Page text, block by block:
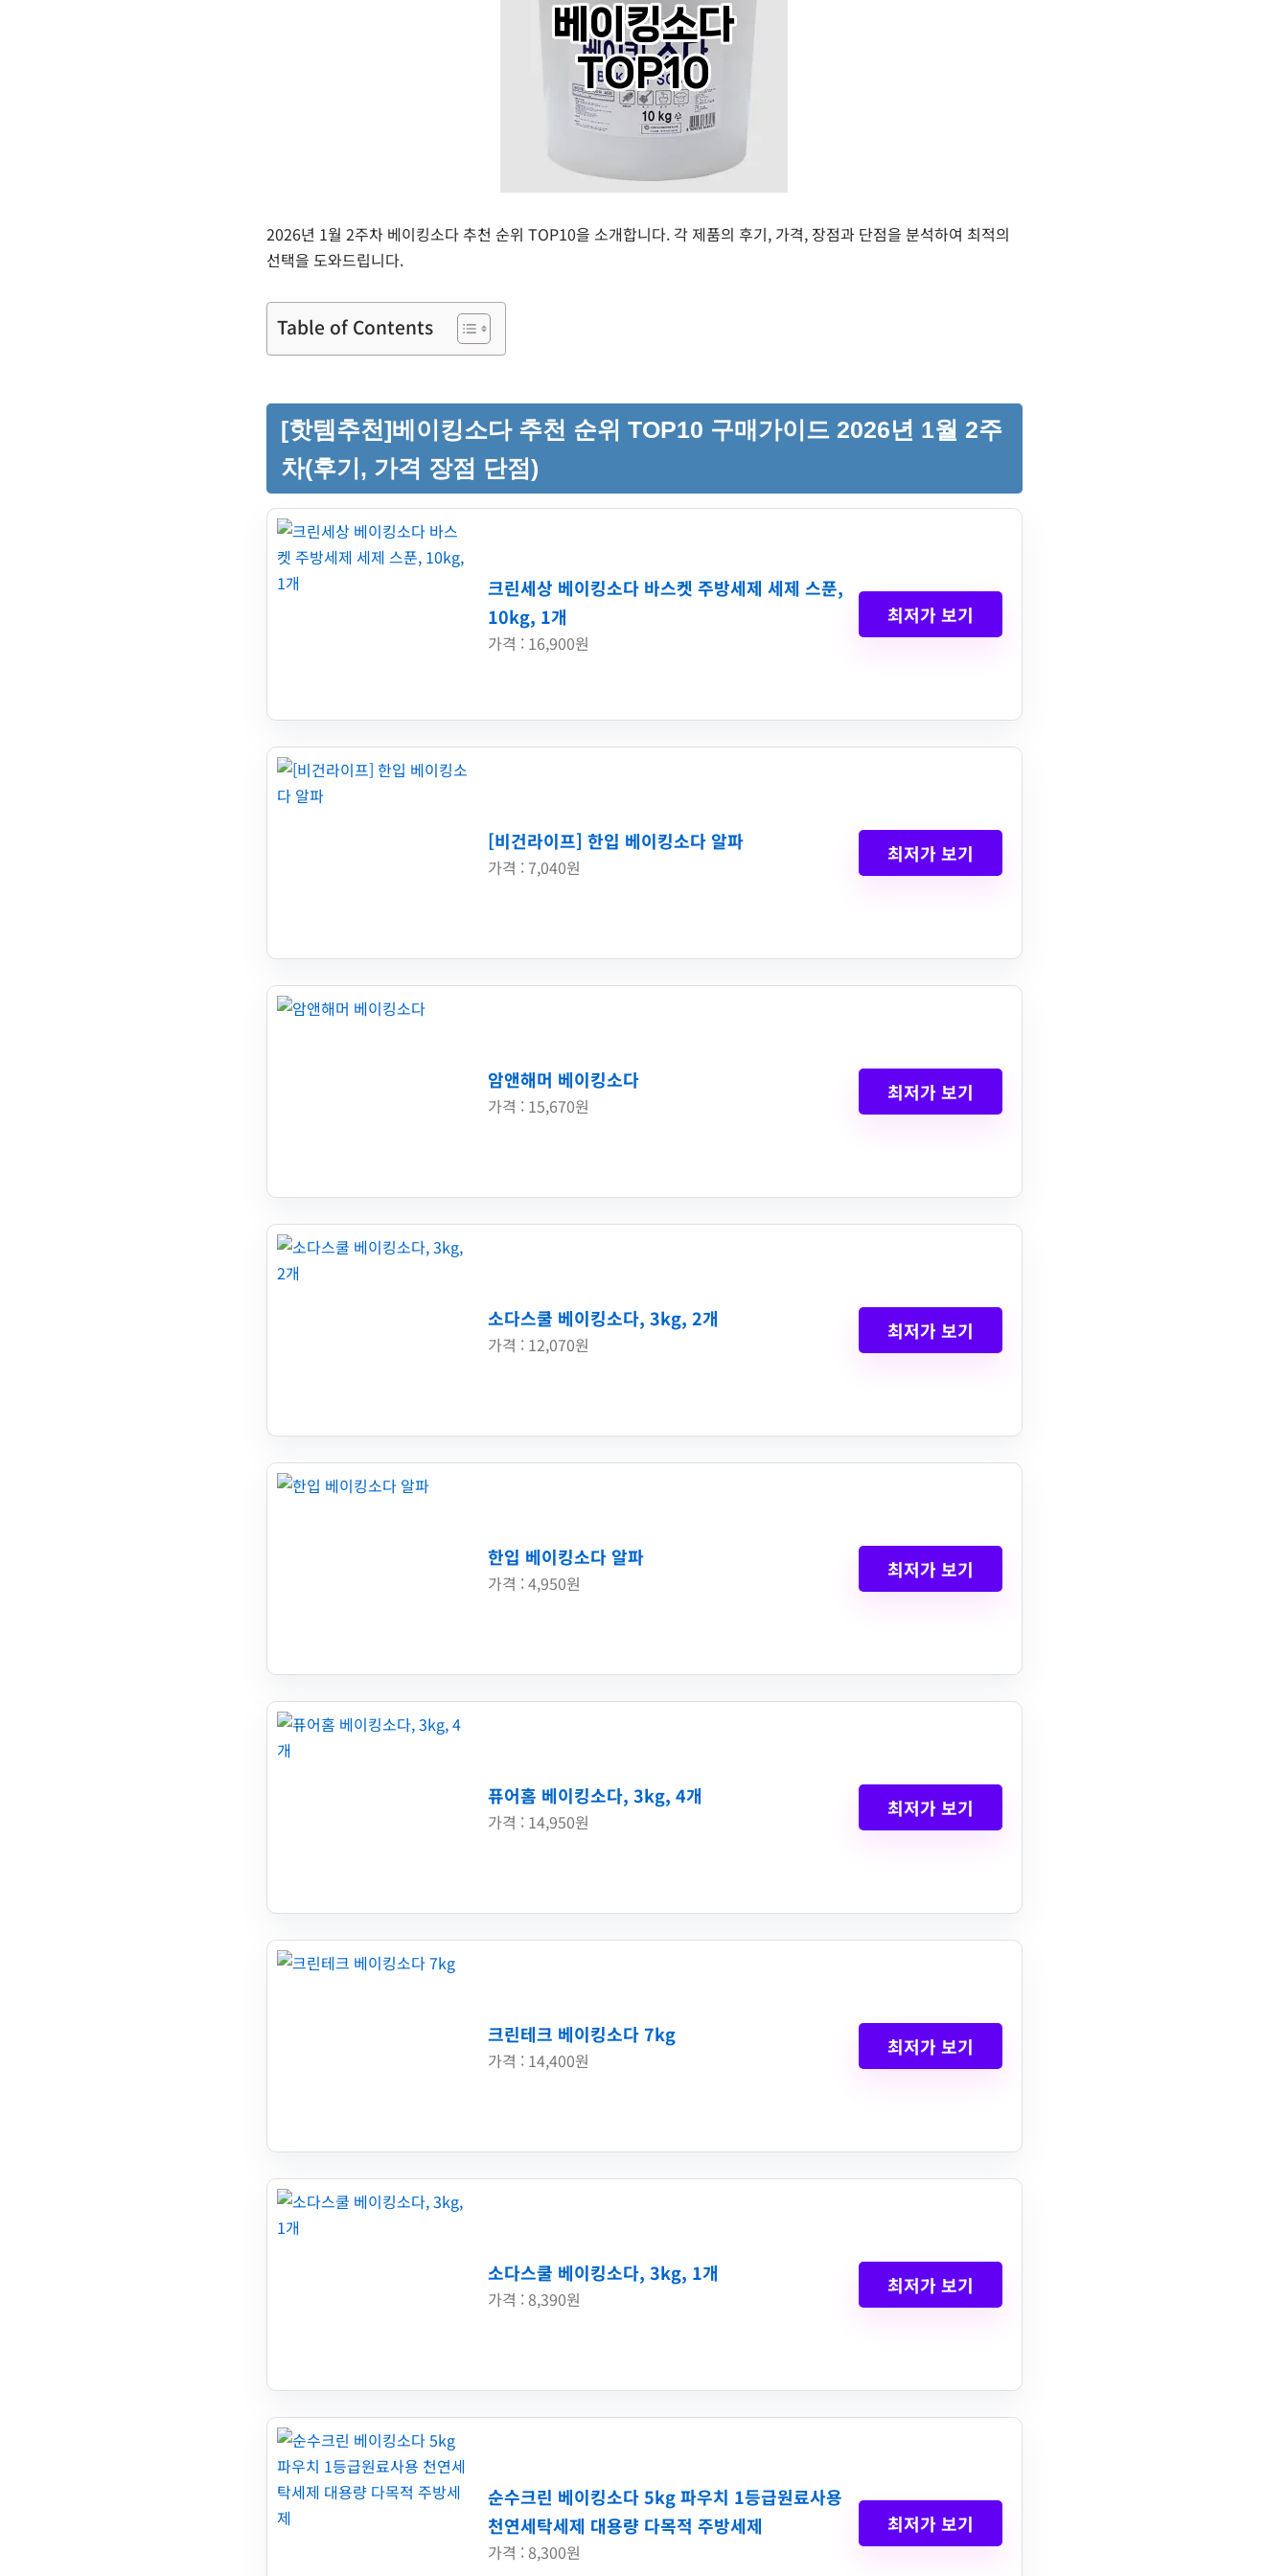
2026년 1월 2주차 베이킹소다 추천 순위 TOP10을 소개합니다. 각 제품의 후기, 가격, 장점과 단점을 분석하여 최적의
선택을 도와드립니다.
Table of Contents
[핫템추천]베이킹소다 추천 순위 TOP10 구매가이드 2026년 1월 2주
차(후기, 가격 장점 단점)
크린세상 베이킹소다 바스켓 주방세제 세제 스푼,
10kg, 1개
가격 : 16,900원
최저가 보기
[비건라이프] 한입 베이킹소다 알파
가격 : 7,040원
최저가 보기
암앤해머 베이킹소다
가격 : 15,670원
최저가 보기
소다스쿨 베이킹소다, 3kg, 2개
가격 : 12,070원
최저가 보기
한입 베이킹소다 알파
가격 : 4,950원
최저가 보기
퓨어홈 베이킹소다, 3kg, 4개
가격 : 14,950원
최저가 보기
크린테크 베이킹소다 7kg
가격 : 14,400원
최저가 보기
소다스쿨 베이킹소다, 3kg, 1개
가격 : 8,390원
최저가 보기
순수크린 베이킹소다 5kg 파우치 1등급원료사용
천연세탁세제 대용량 다목적 주방세제
가격 : 8,300원
최저가 보기